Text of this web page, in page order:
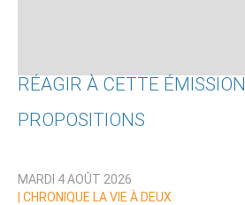
RÉAGIR À CETTE ÉMISSION
Nom
PROPOSITIONS
MARDI 4 AOÛT 2026
CHRONIQUE LA VIE À DEUX